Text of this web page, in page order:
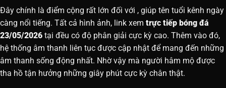
Đây chính là điểm cộng rất lớn đối với , giúp tên tuổi kênh ngày
càng nổi tiếng. Tất cả hình ảnh, link xem trực tiếp bóng đá
23/05/2026 tại đều có độ phân giải cực kỳ cao. Thêm vào đó,
hệ thống âm thanh liên tục được cập nhật để mang đến những
âm thanh sống động nhất. Nhờ vậy mà người hâm mộ được
tha hồ tận hưởng những giây phút cực kỳ chân thật.